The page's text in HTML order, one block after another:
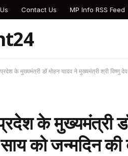
Contact Us MP Info RSS Feed
के मुख्यमंत्री डॉ मोहन यादव ने मुख्यमंत्री श्री विष्णु
के मुख्यमंत्री
साय को जन्मदिन